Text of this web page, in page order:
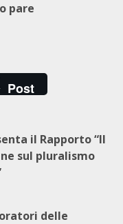
pare
Post
il Rapporto “Il
sul pluralismo
delle